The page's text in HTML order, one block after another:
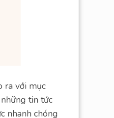
ra với mục
tin tức
nhanh chóng